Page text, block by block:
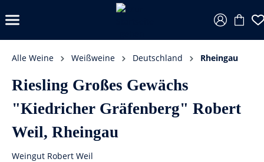
Alle Weine Weißweine Deutschland Rheingau
Riesling Großes Gewächs
"Kiedricher Gräfenberg" Robert
Weil, Rheingau
Weingut Robert Weil